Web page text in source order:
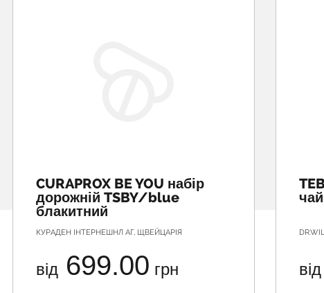
CURAPROX BE YOU набір
дорожній TSBY/blue
блакитний
КУРАДЕН ІНТЕРНЕШНЛ АГ, ЩВЕЙЦАРІЯ
від 699.00 грн від